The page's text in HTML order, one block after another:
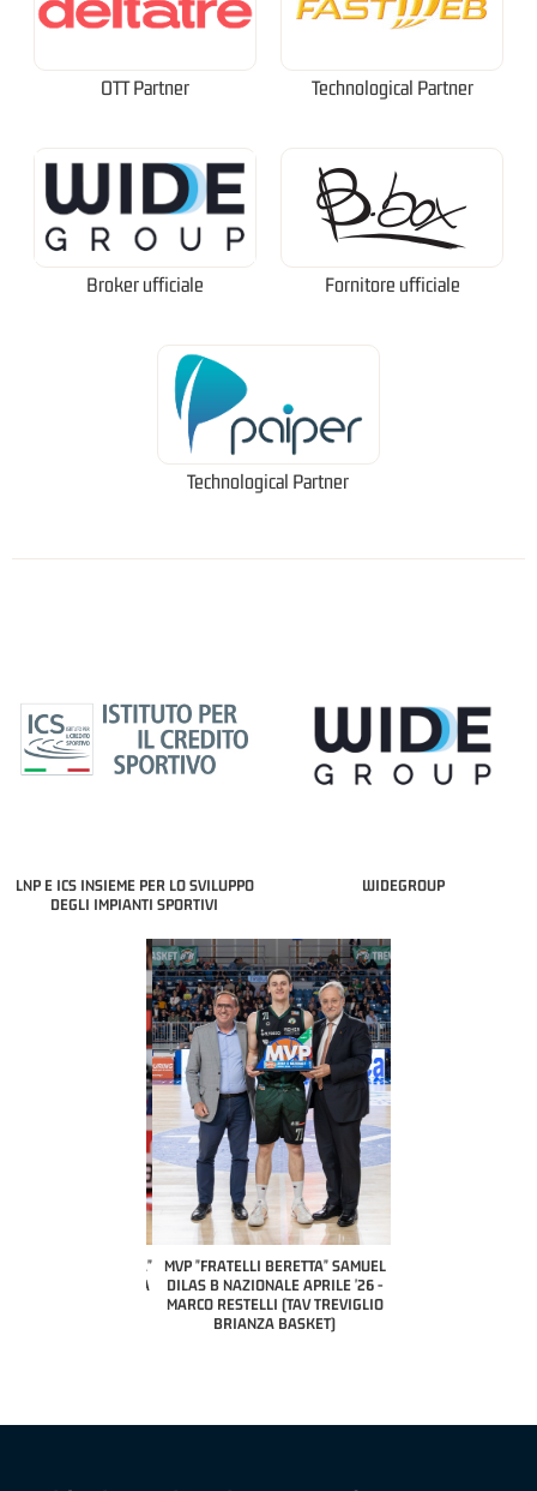
OTT Partner Technological Partner
Broker ufficiale Fornitore ufficiale
Technological Partner
LNP E ICS INSIEME PER LO SVILUPPO
DEGLI IMPIANTI SPORTIVI
WIDEGROUP
MVP "FRATELLI BERETTA" SAMUEL
DILAS B NAZIONALE APRILE '26 -
MARCO RESTELLI (TAV TREVIGLIO
BRIANZA BASKET)